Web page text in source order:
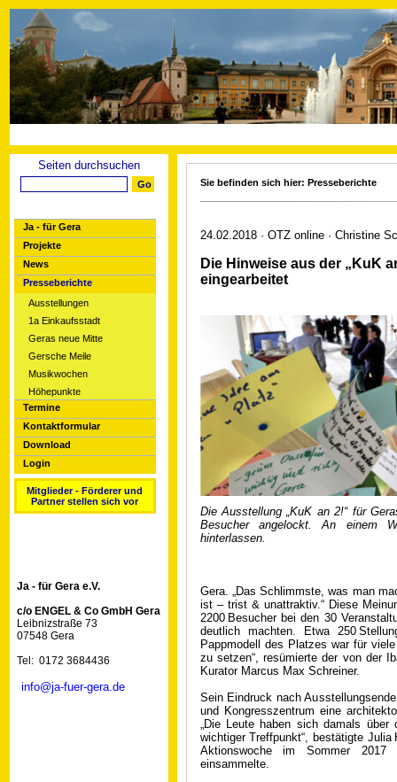
Seiten durchsuchen
Ja - für Gera
Projekte
News
Presseberichte
Ausstellungen
1a Einkaufsstadt
Geras neue Mitte
Gersche Meile
Musikwochen
Höhepunkte
Termine
Kontaktformular
Download
Login
Mitglieder - Förderer und
Partner stellen sich vor
Ja - für Gera e.V.
c/o ENGEL & Co GmbH Gera
Leibnizstraße 73
07548 Gera
Tel: 0172 3684436
info@ja-fuer-gera.de
Sie befinden sich hier: Presseberichte
24.02.2018 · OTZ online · Christine
Die Hinweise aus der „KuK
eingearbeitet
Die Ausstellung „KuK an 2!“ für
Besucher angelockt. An einem
hinterlassen.
Gera. „Das Schlimmste, was man
ist – trist & unattraktiv.“ Diese
2200 Besucher bei den 30
deutlich machten. Etwa 250
Pappmodell des Platzes war für
zu setzen“, resümierte der von der
Kurator Marcus Max Schreiner.
Sein Eindruck nach
und Kongresszentrum eine
„Die Leute haben sich damals
wichtiger Treffpunkt“, bestätigte
Aktionswoche im Sommer
einsammelte.